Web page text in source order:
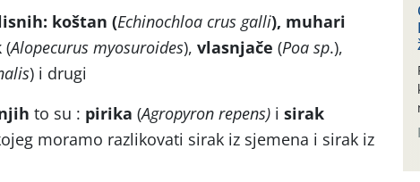
koštan (Echinochloa crus galli), muhari
(Alopecurus myosuroides), vlasnjače (Poa sp.),
) i drugi
to su : pirika (Agropyron repens) i sirak
moramo razlikovati sirak iz sjemena i sirak iz